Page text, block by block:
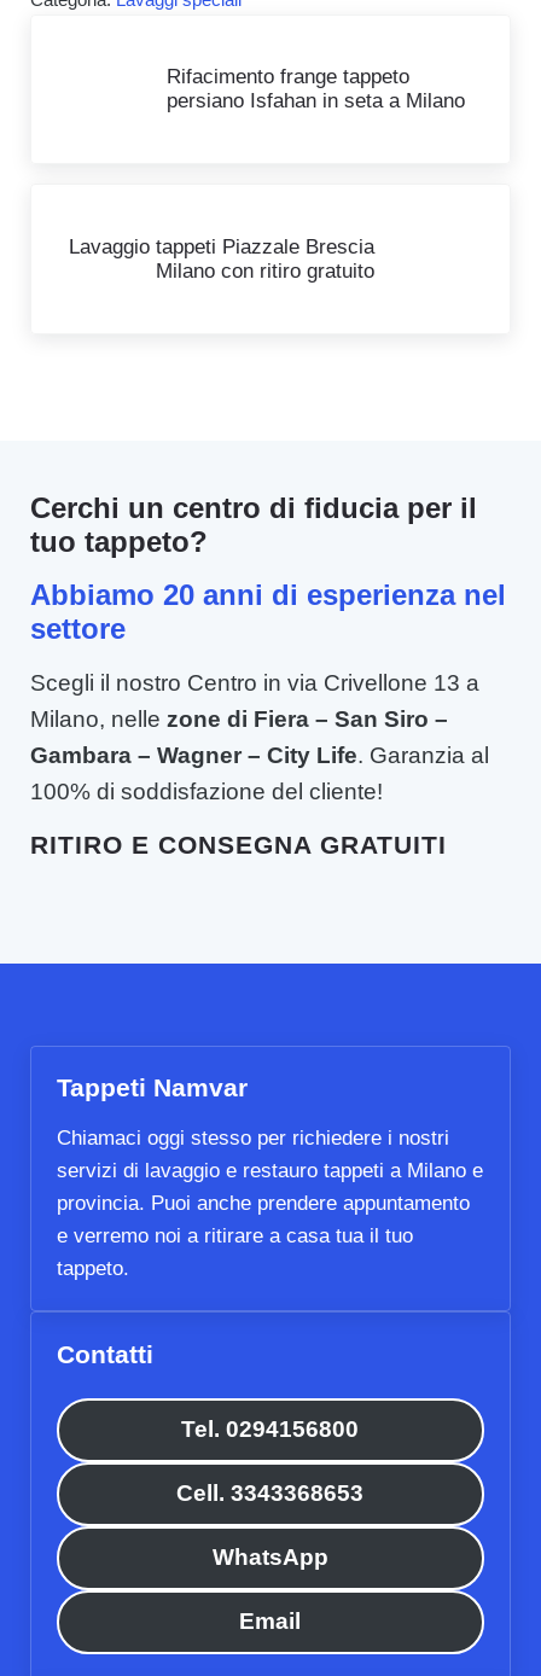
Rifacimento frange tappeto
persiano Isfahan in seta a Milano
Lavaggio tappeti Piazzale Brescia
Milano con ritiro gratuito
Cerchi un centro di fiducia per il
tuo tappeto?
Abbiamo 20 anni di esperienza nel
settore
Scegli il nostro Centro in via Crivellone 13 a
Milano, nelle zone di Fiera – San Siro –
Gambara – Wagner – City Life. Garanzia al
100% di soddisfazione del cliente!
RITIRO E CONSEGNA GRATUITI
Tappeti Namvar
Chiamaci oggi stesso per richiedere i nostri
servizi di lavaggio e restauro tappeti a Milano e
provincia. Puoi anche prendere appuntamento
e verremo noi a ritirare a casa tua il tuo
tappeto.
Contatti
Tel. 0294156800
Cell. 3343368653
WhatsApp
Email